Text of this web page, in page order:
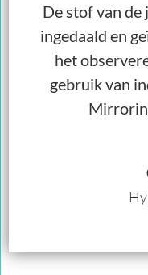
De stof van
ingedaald en
het
gebruik van